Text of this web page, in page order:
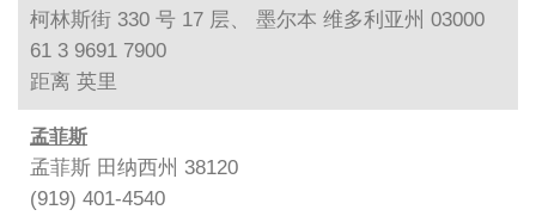
柯林斯街 330 号 17 层、 墨尔本 维多利亚州 03000
61 3 9691 7900
距离 英里
孟菲斯
孟菲斯 田纳西州 38120
(919) 401-4540